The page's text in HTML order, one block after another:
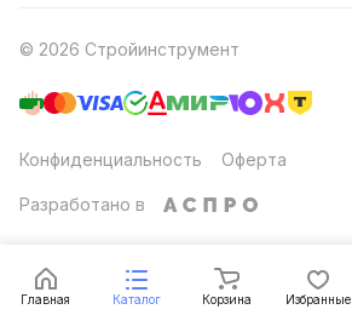
Главная Каталог Корзина Избранные
© 2026 Стройинструмент
Конфиденциальность Оферта
Разработано в